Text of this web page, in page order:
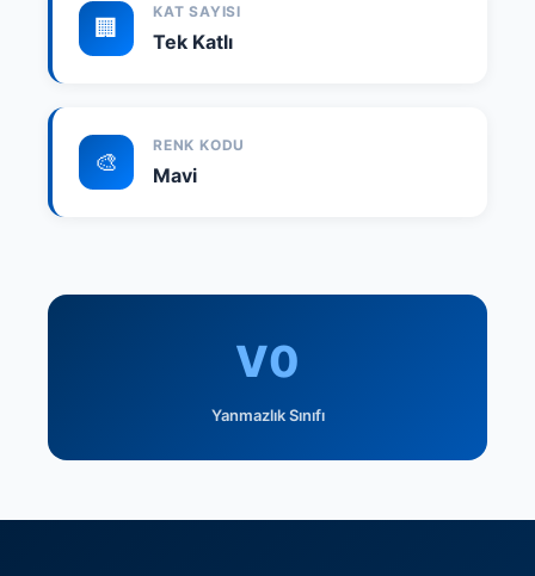
🏢
KAT SAYISI
Tek Katlı
🎨
RENK KODU
Mavi
V0
Yanmazlık Sınıfı